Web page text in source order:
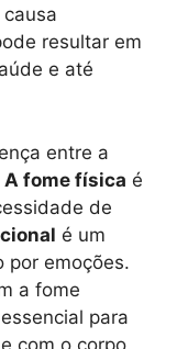
resultar em
e até
entre a
A fome física é
de
é um
por emoções.
a fome
para
com o corpo.